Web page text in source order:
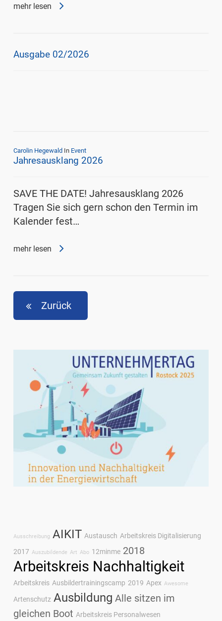
mehr lesen
Ausgabe 02/2026
Carolin Hegewald In Event
Jahresausklang 2026
SAVE THE DATE! Jahresausklang 2026
Tragen Sie sich gern schon den Termin im
Kalender fest…
mehr lesen
Zurück
Ausschreibung AIKIT Austausch Arbeitskreis Digitalisierung
2017 Auszubildende Art Abo 12minme 2018
Arbeitskreis Nachhaltigkeit
Arbeitskreis Ausbildertrainingscamp 2019 Apex Awesome
Artenschutz Ausbildung Alle sitzen im
gleichen Boot Arbeitskreis Personalwesen